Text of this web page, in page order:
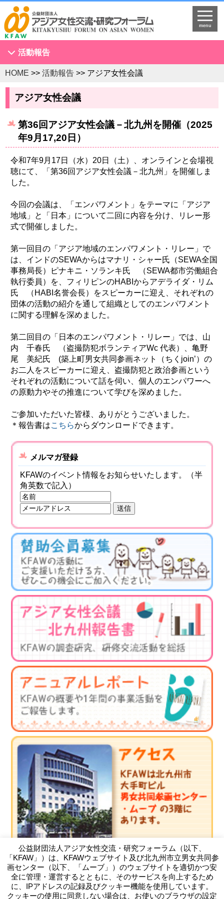
menu
活動報告
アジア女性会議
NGOセミナー
KFAWアジア研究者ネットワーク開催セミナー
国際理解促進事業
スタディツアー
国連
プログラム開発
国際研修
教育
国際交流
ジェンダー
持続可能な開発
人権
平和構築
その他
HOME >> 活動報告 >> アジア女性会議
アジア女性会議
第36回アジア女性会議－北九州を開催（2025
年9月17,20日）
令和7年9月17日（水）20日（土）、オンラインと会場視
聴にて、「第36回アジア女性会議－北九州」を開催しま
した。
今回の会議は、「エンパワメント」をテーマに「アジア
地域」と「日本」について二回に内容を分け、リレー形
式で開催しました。
第一回目の「アジア地域のエンパワメント・リレー」で
は、インドのSEWAからはマナリ・シャー氏（SEWA全国
事務局長）ピナキニ・ソランキ氏 （SEWA都市労働組合
執行委員）を、フィリピンのHABIからアデライダ・リム
氏 （HABI名誉会長）をスピーカーに迎え、それぞれの
団体の活動の紹介を通して組織としてのエンパワメント
に関する理解を深めました。
第二回目の「日本のエンパワメント・リレー」では、山
内 千春氏 （盗撮防犯ボランティアWc 代表）、亀野
尾 美紀氏 (築上町男女共同参画ネット（ちくjoin’）の
お二人をスピーカーに迎え、盗撮防犯と政治参画という
それぞれの活動について話を伺い、個人のエンパワーへ
の原動力やその推進について学びを深めました。
ご参加いただいた皆様、ありがとうございました。
＊報告書はこちらからダウンロードできます。
メルマガ登録
KFAWのイベント情報をお知らせいたします。（半
角英数で記入）
公益財団法人アジア女性交流・研究フォーラム（以下、
「KFAW」）は、KFAWウェブサイト及び北九州市立男女共同参
画センター（以下、「ムーブ」）のウェブサイトを適切かつ安
全に管理・運営するとともに、そのサービスを向上するため
に、IPアドレスの記録及びクッキー機能を使用しています。
クッキーの使用に同意しない場合は、お使いのブラウザの設定